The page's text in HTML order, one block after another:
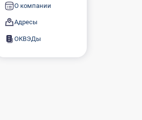
О компании
Адресы
ОКВЭДы